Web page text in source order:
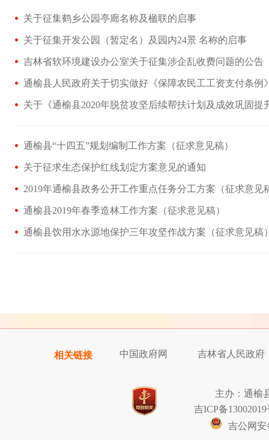
关于征集鹤乡公园亭廊名称及楹联的启事
关于征集开发公园（暂定名）及园内24景 名称的启事
吉林省软环境建设办公室关于征集涉企乱收费问题的公告
通榆县人民政府关于切实做好《保障农民工工资支付条
关于《通榆县2020年脱贫攻坚后续帮扶计划及成效巩固
通榆县“十四五”规划编制工作方案（征求意见稿）
关于征求生态保护红线划定方案意见的通知
2019年通榆县政务公开工作重点任务分工方案（征求意
通榆县2019年春季造林工作方案（征求意见稿）
通榆县饮用水水源地保护三年攻坚作战方案（征求意见
相关链接 中国政府网 吉林省人民政府
主办：通榆
吉ICP备13002019
吉公网安